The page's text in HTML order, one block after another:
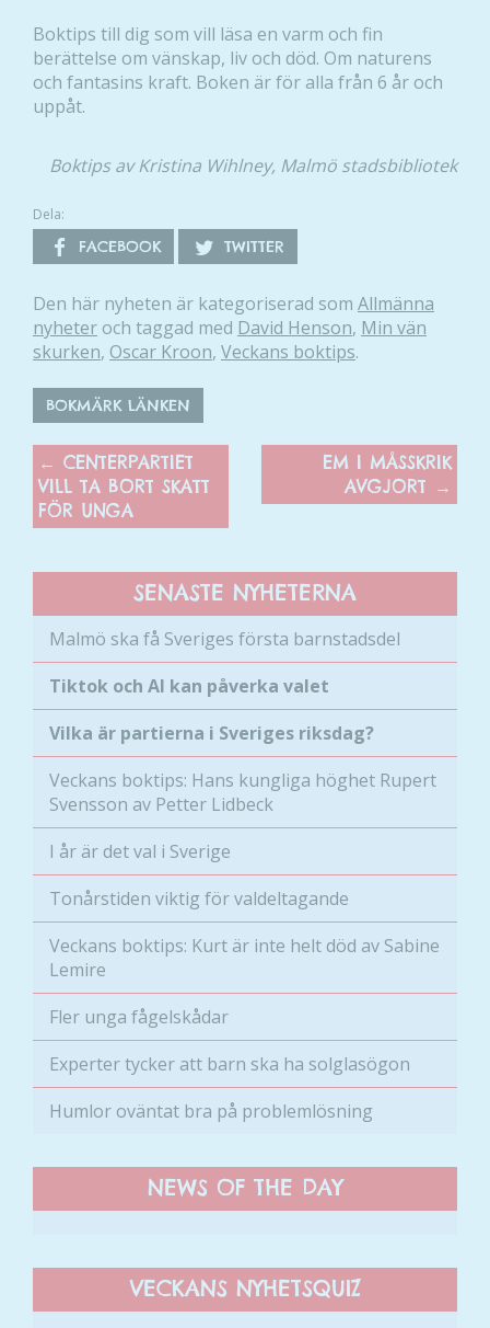
Boktips till dig som vill läsa en varm och fin
berättelse om vänskap, liv och död. Om naturens
och fantasins kraft. Boken är för alla från 6 år och
uppåt.
Boktips av Kristina Wihlney, Malmö stadsbibliotek
Dela:
FACEBOOK TWITTER
Den här nyheten är kategoriserad som Allmänna
nyheter och taggad med David Henson, Min vän
skurken, Oscar Kroon, Veckans boktips.
BOKMÄRK LÄNKEN
← CENTERPARTIET
VILL TA BORT SKATT
FÖR UNGA
EM I MÅSSKRIK
AVGJORT →
SENASTE NYHETERNA
Malmö ska få Sveriges första barnstadsdel
Tiktok och AI kan påverka valet
Vilka är partierna i Sveriges riksdag?
Veckans boktips: Hans kungliga höghet Rupert
Svensson av Petter Lidbeck
I år är det val i Sverige
Tonårstiden viktig för valdeltagande
Veckans boktips: Kurt är inte helt död av Sabine
Lemire
Fler unga fågelskådar
Experter tycker att barn ska ha solglasögon
Humlor oväntat bra på problemlösning
NEWS OF THE DAY
VECKANS NYHETSQUIZ
välja bort. De
behövs för
att hemsidan
taget ska
Statistik
För att vi ska
förbättra
hemsidans
funktionalitet
baserat på
hur hemsidan